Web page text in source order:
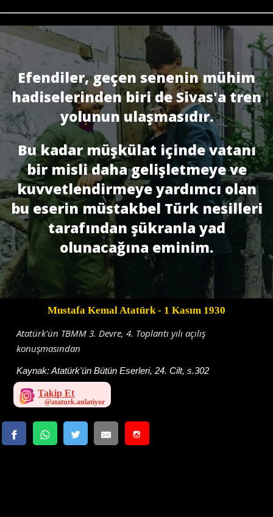
Efendiler, geçen senenin mühim
hadiselerinden biri de Sivas'a tren
yolunun ulaş­masıdır.
Bu kadar müşkülat içinde vatanı
bir misli daha gelişletmeye ve
kuvvetlendirmeye yardımcı olan
bu eserin müstakbel Türk nesilleri
tarafından şükranla yad
olunacağına eminim.
Mustafa Kemal Atatürk- 1 Kasım 1930
Atatürk'ün TBMM 3. Devre, 4. Toplantı yılı açılış
konuşmasından
Kaynak:Atatürk'ün Bütün Eserleri, 24. Cilt, s.302
Takip Et